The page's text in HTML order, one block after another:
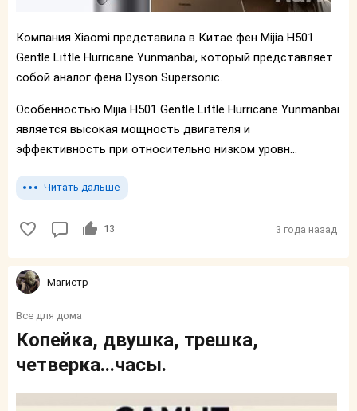
Компания Xiaomi представила в Китае фен Mijia H501
Gentle Little Hurricane Yunmanbai, который представляет
собой аналог фена Dyson Supersonic.
Особенностью Mijia H501 Gentle Little Hurricane Yunmanbai
является высокая мощность двигателя и
эффективность при относительно низком уровн...
Читать дальше
13 3 года назад
Магистр
Все для дома
Копейка, двушка, трешка,
четверка...часы.